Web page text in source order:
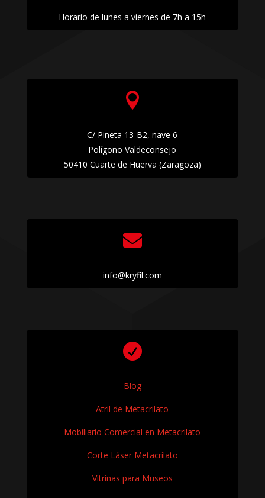
Horario de lunes a viernes de 7h a 15h

C/ Pineta 13-B2, nave 6
Polígono Valdeconsejo
50410 Cuarte de Huerva (Zaragoza)

info@kryfil.com

Blog
Atril de Metacrilato
Mobiliario Comercial en Metacrilato
Corte Láser Metacrilato
Vitrinas para Museos